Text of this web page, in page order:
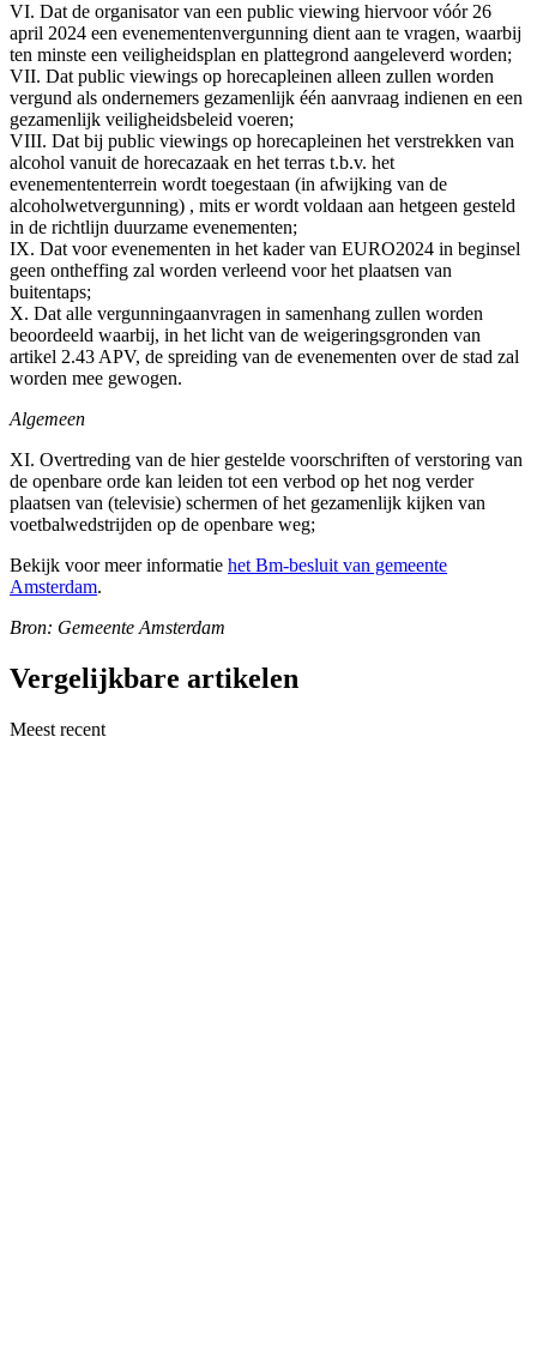
VI. Dat de organisator van een public viewing hiervoor vóór 26
april 2024 een evenementenvergunning dient aan te vragen, waarbij
ten minste een veiligheidsplan en plattegrond aangeleverd worden;
VII. Dat public viewings op horecapleinen alleen zullen worden
vergund als ondernemers gezamenlijk één aanvraag indienen en een
gezamenlijk veiligheidsbeleid voeren;
VIII. Dat bij public viewings op horecapleinen het verstrekken van
alcohol vanuit de horecazaak en het terras t.b.v. het
evenemententerrein wordt toegestaan (in afwijking van de
alcoholwetvergunning) , mits er wordt voldaan aan hetgeen gesteld
in de richtlijn duurzame evenementen;
IX. Dat voor evenementen in het kader van EURO2024 in beginsel
geen ontheffing zal worden verleend voor het plaatsen van
buitentaps;
X. Dat alle vergunningaanvragen in samenhang zullen worden
beoordeeld waarbij, in het licht van de weigeringsgronden van
artikel 2.43 APV, de spreiding van de evenementen over de stad zal
worden mee gewogen.
Algemeen
XI. Overtreding van de hier gestelde voorschriften of verstoring van
de openbare orde kan leiden tot een verbod op het nog verder
plaatsen van (televisie) schermen of het gezamenlijk kijken van
voetbalwedstrijden op de openbare weg;
Bekijk voor meer informatie het Bm-besluit van gemeente
Amsterdam.
Bron: Gemeente Amsterdam
Vergelijkbare artikelen
Meest recent